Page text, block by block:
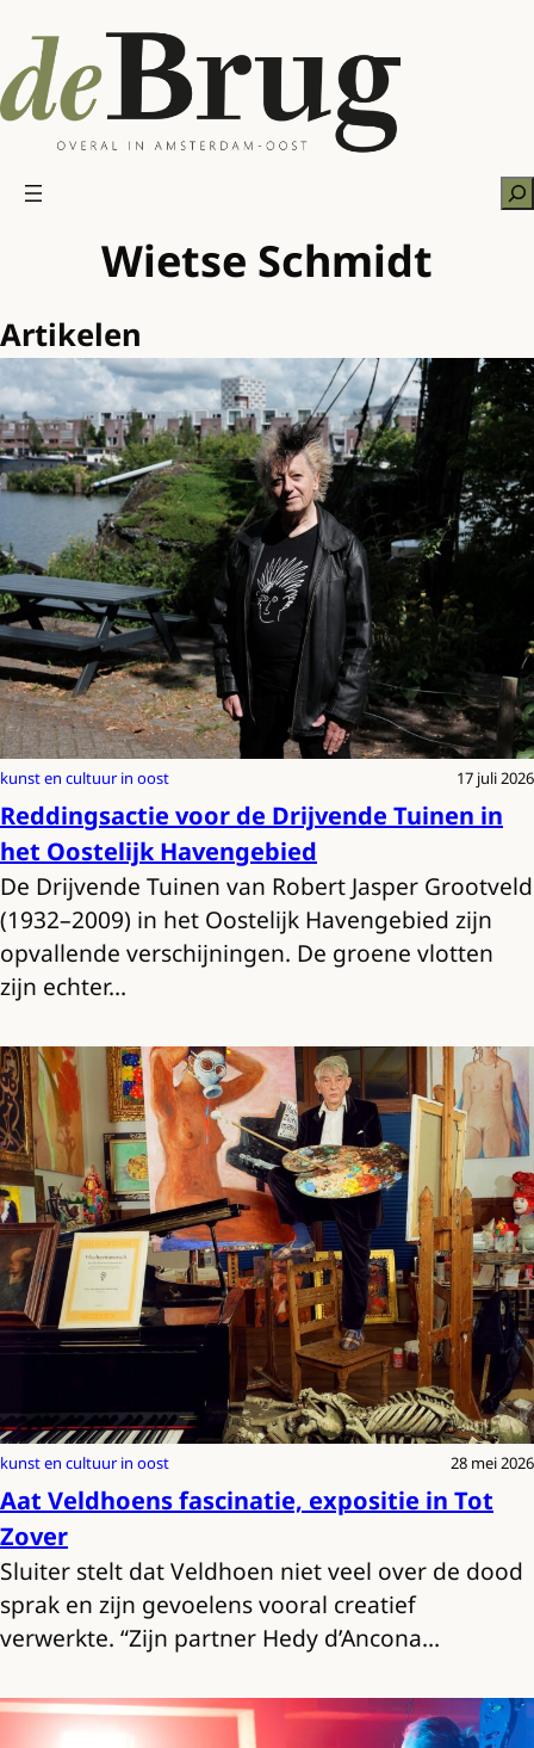
naar
de
inhoud
Wietse Schmidt
Artikelen
kunst en cultuur in oost 17 juli 2026
Reddingsactie voor de Drijvende Tuinen in
het Oostelijk Havengebied
De Drijvende Tuinen van Robert Jasper Grootveld
(1932–2009) in het Oostelijk Havengebied zijn
opvallende verschijningen. De groene vlotten
zijn echter…
kunst en cultuur in oost 28 mei 2026
Aat Veldhoens fascinatie, expositie in Tot
Zover
Sluiter stelt dat Veldhoen niet veel over de dood
sprak en zijn gevoelens vooral creatief
verwerkte. “Zijn partner Hedy d’Ancona…